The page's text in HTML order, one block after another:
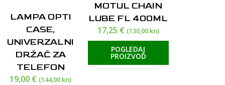
LAMPA OPTI
CASE,
UNIVERZALNI
DRŽAČ ZA
TELEFON
19,00 € (144,00 kn)
MOTUL CHAIN
LUBE FL 400ML
17,25 € (130,00 kn)
POGLEDAJ
PROIZVOD